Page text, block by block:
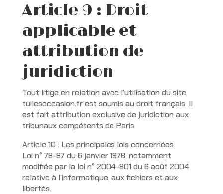
Article 9 : Droit
applicable et
attribution de
juridiction
Tout litige en relation avec l’utilisation du site
tuilesoccasion.fr est soumis au droit français. Il
est fait attribution exclusive de juridiction aux
tribunaux compétents de Paris.
Article 10 : Les principales lois concernées
Loi n° 78-87 du 6 janvier 1978, notamment
modifiée par la loi n° 2004-801 du 6 août 2004
relative à l’informatique, aux fichiers et aux
libertés.